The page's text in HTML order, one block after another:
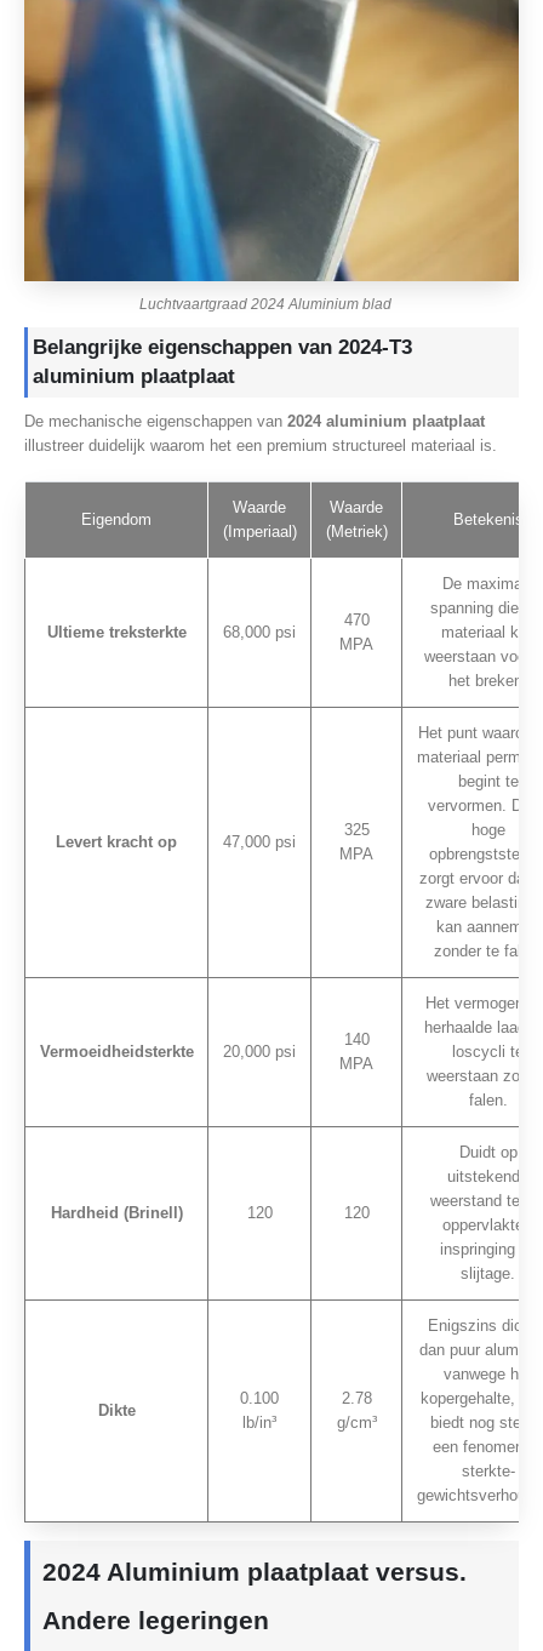
Luchtvaartgraad 2024 Aluminium blad
Belangrijke eigenschappen van 2024-T3
aluminium plaatplaat
De mechanische eigenschappen van 2024 aluminium plaatplaat
illustreer duidelijk waarom het een premium structureel materiaal is.
Eigendom
Waarde
(Imperiaal)
Waarde
(Metriek)
Betekenis
Ultieme treksterkte 68,000 psi
470
MPA
De maximale
spanning die
materiaal kan
weerstaan
het breken.
Levert kracht op 47,000 psi
325
MPA
Het punt waarop
materiaal
begint te
vervormen.
hoge
zorgt ervoor dat
zware
kan aannemen
zonder te falen.
Vermoeidheidsterkte 20,000 psi
140
MPA
Het vermogen
herhaalde laad-
loscycli te
weerstaan
falen.
Hardheid (Brinell) 120 120
Duidt op
uitstekende
weerstand
oppervlakte -
inspringing en
slijtage.
Dikte
0.100
lb/in³
2.78
g/cm³
Enigszins
dan puur
vanwege het
kopergehalte,
biedt nog
een fenomenale
sterkte-
2024 Aluminium plaatplaat versus.
Andere legeringen